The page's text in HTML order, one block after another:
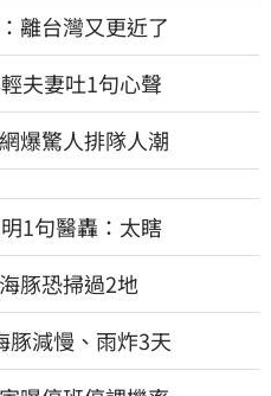
離台灣又更近了
夫妻吐1句心聲
爆驚人排隊人潮
1句醫轟：太瞎
豚恐掃過2地
減慢、雨炸3天